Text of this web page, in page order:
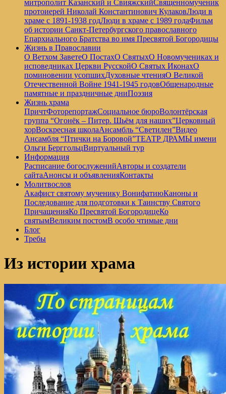
митрополит Казанский и СвияжскийСвященномученик
протоиерей Николай Константинович КулаковЛюди в
храме с 1891-1938 годЛюди в храме с 1989 годаФильм
об истории Санкт-Петербургского православного
Епархиального Братства во имя Пресвятой Богородицы
Жизнь в Православии
О Ветхом ЗаветеО ПостахО СвятыхО Новомучениках и
исповедниках Церкви РусскойО Святых ИконахО
поминовении усопшихДуховные чтенияО Великой
Отечественной Войне 1941-1945 годовОбщенародные
памятные и праздничные дниПоэзия
Жизнь храма
ПричтФоторепортажСоциальное бюроВолонтёрская
группа “Огонёк – Питер. Шьём для наших”Церковный
хорВоскресная школаАнсамбль “Светилен”Видео
Ансамбля “Птички на Боровой”ТЕАТР ДРАМЫ имени
Ольги БерггольцВиртуальный тур
Информация
Расписание богослуженийАвторы и создатели
сайтаАнонсы и объявленияКонтакты
Молитвослов
Акафист святому мученику ВонифатиюКаноны и
Последование для подготовки к Таинству Святого
ПричащенияКо Пресвятой БогородицеКо
святымВеликим постомВ особо чтимые дни
Блог
Требы
Из истории храма